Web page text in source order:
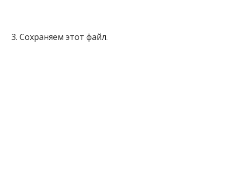
3. Сохраняем этот файл.